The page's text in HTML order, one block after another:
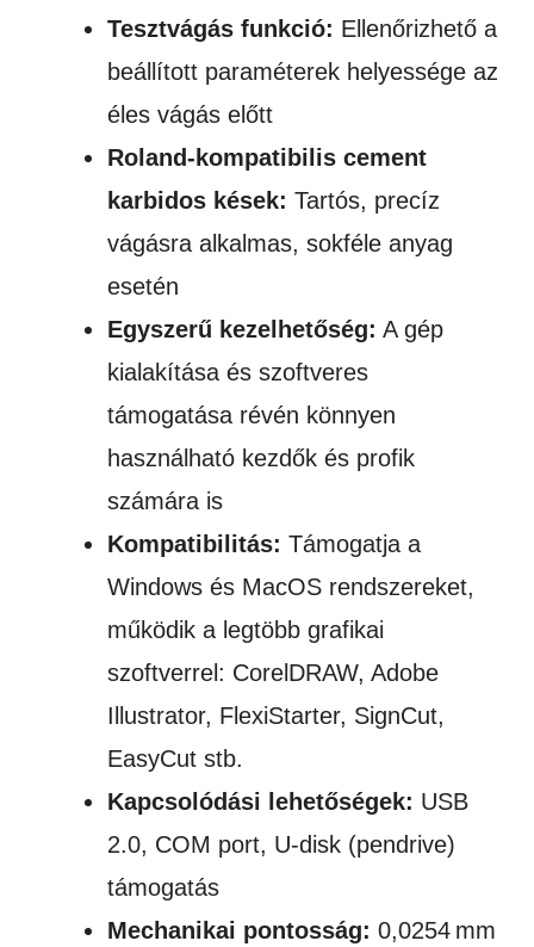
Tesztvágás funkció: Ellenőrizhető a
beállított paraméterek helyessége az
éles vágás előtt
Roland-kompatibilis cement
karbidos kések: Tartós, precíz
vágásra alkalmas, sokféle anyag
esetén
Egyszerű kezelhetőség: A gép
kialakítása és szoftveres
támogatása révén könnyen
használható kezdők és profik
számára is
Kompatibilitás: Támogatja a
Windows és MacOS rendszereket,
működik a legtöbb grafikai
szoftverrel: CorelDRAW, Adobe
Illustrator, FlexiStarter, SignCut,
EasyCut stb.
Kapcsolódási lehetőségek: USB
2.0, COM port, U-disk (pendrive)
támogatás
Mechanikai pontosság: 0,0254 mm